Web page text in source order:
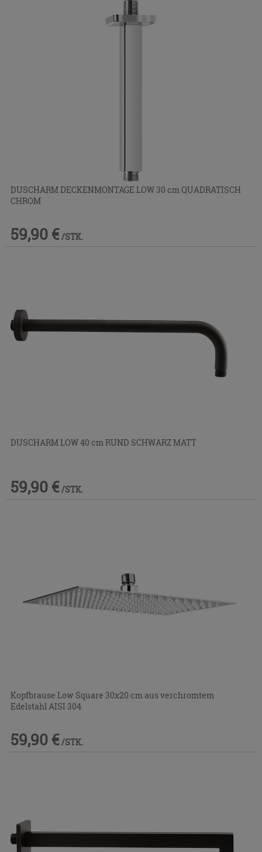
DUSCHARM DECKENMONTAGE LOW 30 cm QUADRATISCH
CHROM
59,90 € /STK.
DUSCHARM LOW 40 cm RUND SCHWARZ MATT
59,90 € /STK.
Kopfbrause Low Square 30x20 cm aus verchromtem
Edelstahl AISI 304
59,90 € /STK.